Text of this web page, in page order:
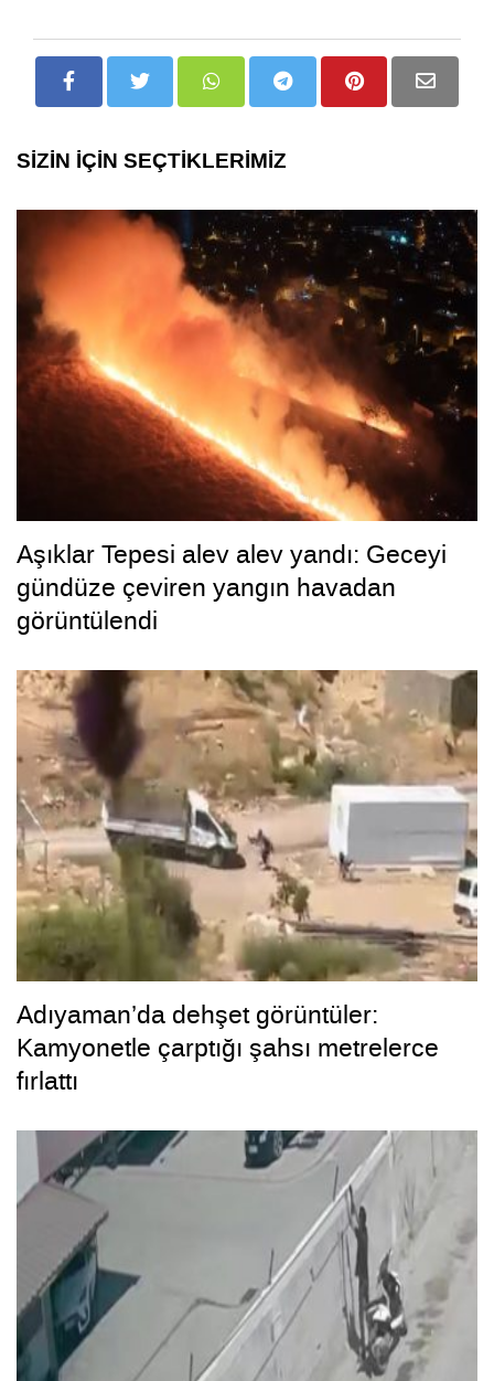
SİZİN İÇİN SEÇTİKLERİMİZ
Aşıklar Tepesi alev alev yandı: Geceyi
gündüze çeviren yangın havadan
görüntülendi
Adıyaman’da dehşet görüntüler:
Kamyonetle çarptığı şahsı metrelerce
fırlattı